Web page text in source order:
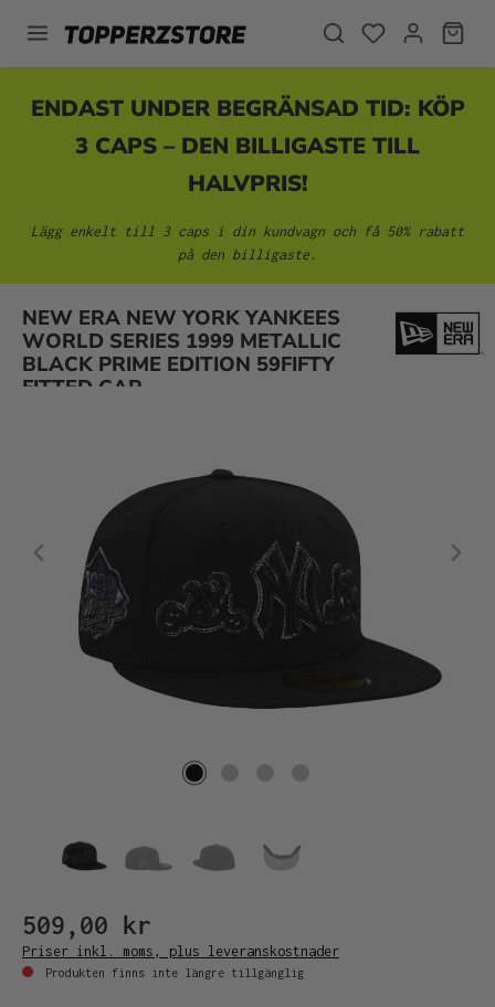
ENDAST UNDER BEGRÄNSAD TID: KÖP
3 CAPS – DEN BILLIGASTE TILL
HALVPRIS!
Lägg enkelt till 3 caps i din kundvagn och få 50% rabatt
på den billigaste.
NEW ERA NEW YORK YANKEES
WORLD SERIES 1999 METALLIC
BLACK PRIME EDITION 59FIFTY
FITTED CAP
Hoppa över bildgalleri
509,00 kr
Priser inkl. moms, plus leveranskostnader
Produkten finns inte längre tillgänglig